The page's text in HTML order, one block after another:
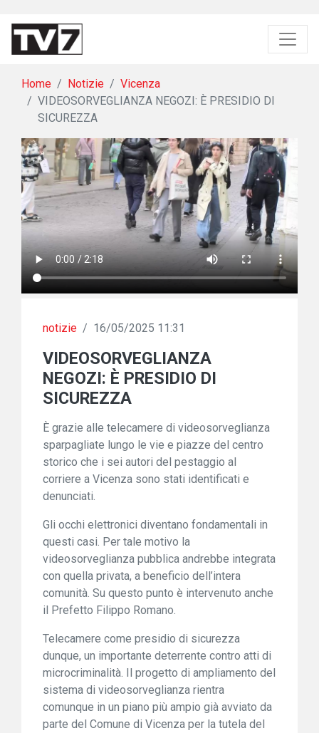
Home Notizie
Vicenza
VIDEOSORVEGLIANZA NEGOZI: È PRESIDIO DI
SICUREZZA
notizie / 16/05/2025 11:31
VIDEOSORVEGLIANZA
NEGOZI: È PRESIDIO DI
SICUREZZA
È grazie alle telecamere di videosorveglianza
sparpagliate lungo le vie e piazze del centro
storico che i sei autori del pestaggio al
corriere a Vicenza sono stati identificati e
denunciati.
Gli occhi elettronici diventano fondamentali in
questi casi. Per tale motivo la
videosorveglianza pubblica andrebbe integrata
con quella privata, a beneficio dell’intera
comunità. Su questo punto è intervenuto anche
il Prefetto Filippo Romano.
Telecamere come presidio di sicurezza
dunque, un importante deterrente contro atti di
microcriminalità. Il progetto di ampliamento del
sistema di videosorveglianza rientra
comunque in un piano più ampio già avviato da
parte del Comune di Vicenza per la tutela del